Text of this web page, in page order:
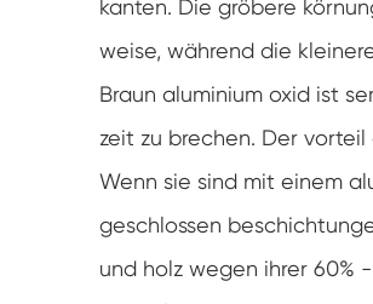
kanten. Die gröbere
weise, während die
Braun aluminium oxid ist
zeit zu brechen. Der
Wenn sie sind mit einem
geschlossen
und holz wegen ihrer 60%